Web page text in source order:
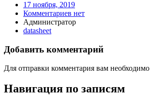
17 ноября, 2019
Комментариев нет
Администратор
datasheet
Добавить комментарий
Для отправки комментария вам необходимо
Навигация по записям